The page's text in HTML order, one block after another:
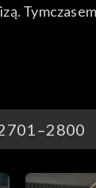
wraca
3400